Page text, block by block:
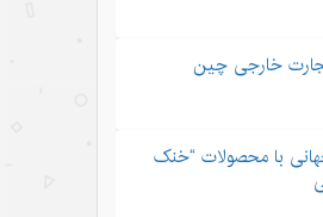
تجارت خارجی چین
جهانی با محصولات “خنک